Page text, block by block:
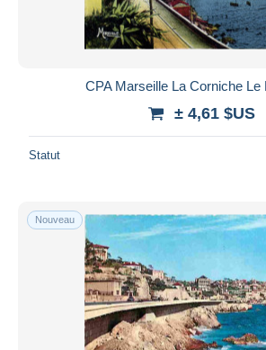
CPA Marseille La Corniche Le
± 4,61 $US
Statut
Nouveau